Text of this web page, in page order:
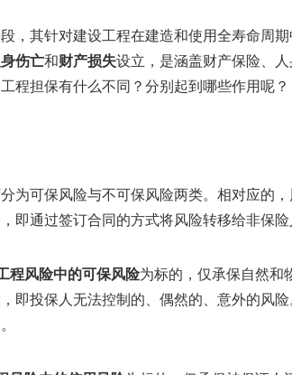
，其针对建设工程在建造和使用全寿命周
身伤亡和财产损失设立，是涵盖财产保险、
程担保有什么不同？分别起到哪些作用呢？
为可保风险与不可保风险两类。相对应的
即通过签订合同的方式将风险转移给非保险
程风险中的可保风险为标的，仅承保自然和
即投保人无法控制的、偶然的、意外的风